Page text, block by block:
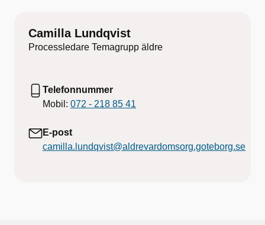
Camilla Lundqvist
Processledare Temagrupp äldre
Telefonnummer
Mobil: 072 - 218 85 41
E-post
camilla.lundqvist@aldrevardomsorg.goteborg.se